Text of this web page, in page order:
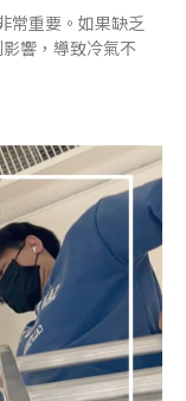
常重要。如果缺乏
響，導致冷氣不